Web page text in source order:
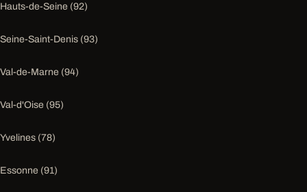
Hauts-de-Seine (92)
Seine-Saint-Denis (93)
Val-de-Marne (94)
Val-d'Oise (95)
Yvelines (78)
Essonne (91)